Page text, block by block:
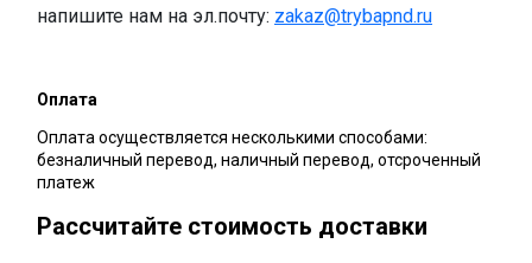
напишите нам на эл.почту: zakaz@trybapnd.ru
Оплата
Оплата осуществляется несколькими способами:
безналичный перевод, наличный перевод, отсроченный
платеж
Рассчитайте стоимость доставки